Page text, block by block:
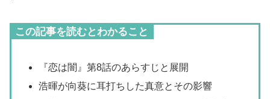
この記事を読むとわかること
『恋は闇』第8話のあらすじと展開
浩暉が向葵に耳打ちした真意とその影響